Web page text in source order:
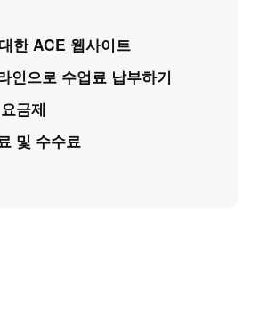
한 ACE 웹사이트
인으로 수업료 납부하기
금제
및 수수료